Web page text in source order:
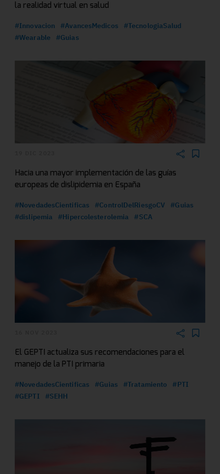
la realidad virtual en salud
#Innovacion #AvancesMedicos
#TecnologiaSalud
#Wearable
#Guias
Hacia una mayor implementación de las guías
europeas de dislipidemia en España
#NovedadesCientificas #ControlDelRiesgoCV
#Guias
#dislipemia
#Hipercolesterolemia #SCA
El GEPTI actualiza sus recomendaciones para el
manejo de la PTI primaria
#NovedadesCientificas #Guias #Tratamiento
#PTI
#GEPTI
#SEHH